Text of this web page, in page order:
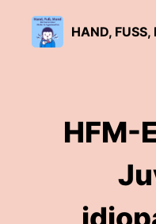
HAND, FUSS,
HFM-